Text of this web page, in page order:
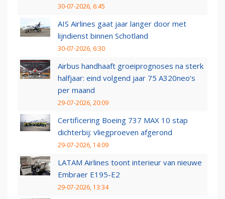
30-07-2026, 6:45
AIS Airlines gaat jaar langer door met
lijndienst binnen Schotland
30-07-2026, 6:30
Airbus handhaaft groeiprognoses na sterk
halfjaar: eind volgend jaar 75 A320neo’s
per maand
29-07-2026, 20:09
Certificering Boeing 737 MAX 10 stap
dichterbij: vliegproeven afgerond
29-07-2026, 14:09
LATAM Airlines toont interieur van nieuwe
Embraer E195-E2
29-07-2026, 13:34